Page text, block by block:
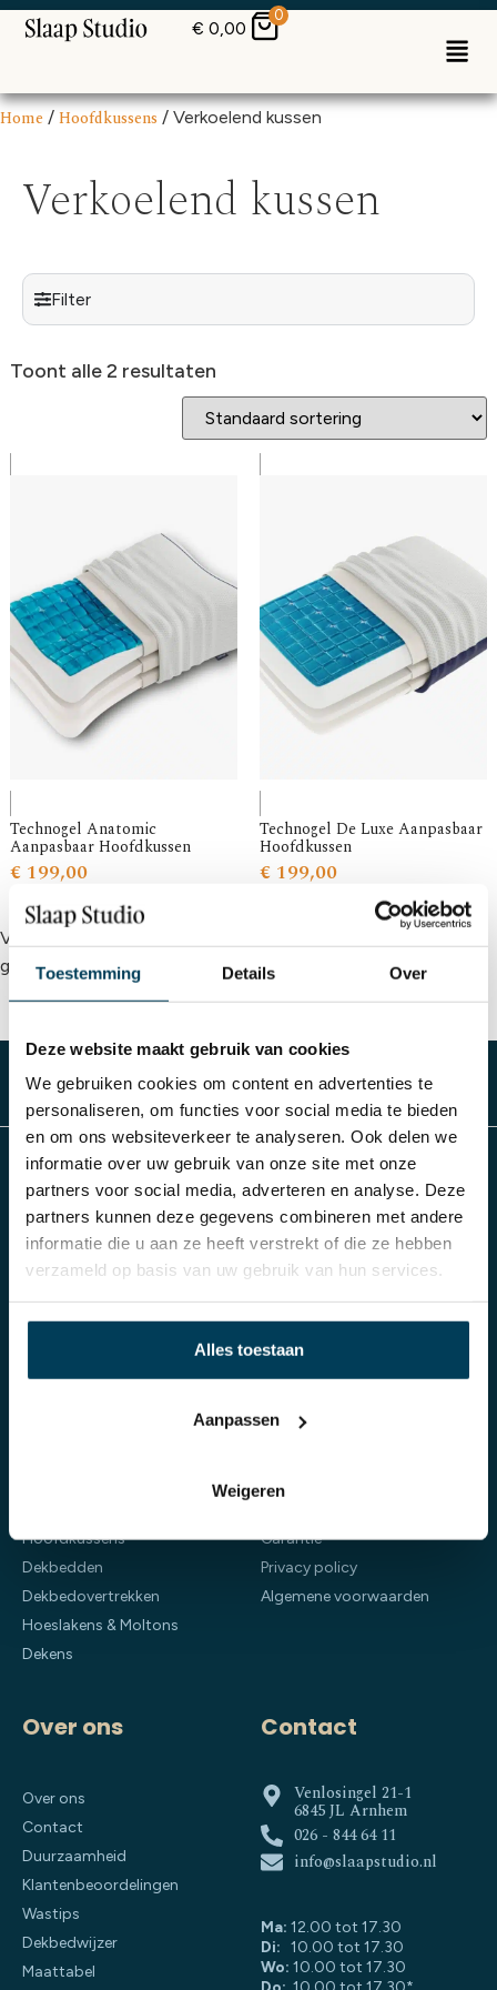
Toestemming Details Over
Deze website maakt gebruik van cookies
We gebruiken cookies om content en advertenties te
personaliseren, om functies voor social media te bieden
en om ons websiteverkeer te analyseren. Ook delen we
informatie over uw gebruik van onze site met onze
partners voor social media, adverteren en analyse. Deze
partners kunnen deze gegevens combineren met andere
informatie die u aan ze heeft verstrekt of die ze hebben
verzameld op basis van uw gebruik van hun services.
Alles toestaan
Aanpassen
Weigeren
€ 0,00
0
Home / Hoofdkussens / Verkoelend kussen
Verkoelend kussen
Filter
Toont alle 2 resultaten
Technogel Anatomic
Aanpasbaar Hoofdkussen
€199,00
Technogel De Luxe Aanpasbaar
Hoofdkussen
€ 199,00
Verkoelend kussen heerlijk voor in de zomer of voor als je het
gewoon warm hebt in bed
Slaap Studio
Al meer dan 70 jaar Damminga in Arnhem
Hoofdkussens
Dekbedden
Dekbedovertrekken
Hoeslakens & Moltons
Dekens
Klantenservice
Bestellen
Garantie
Privacy policy
Algemene voorwaarden
Over ons
Over ons
Contact
Duurzaamheid
Klantenbeoordelingen
Wastips
Dekbedwijzer
Maattabel
Contact
Venlosingel 21-1
6845 JL Arnhem
026 - 844 64 11
info@slaapstudio.nl
Ma: 12.00 tot 17.30
Di: 10.00 tot 17.30
Wo: 10.00 tot 17.30